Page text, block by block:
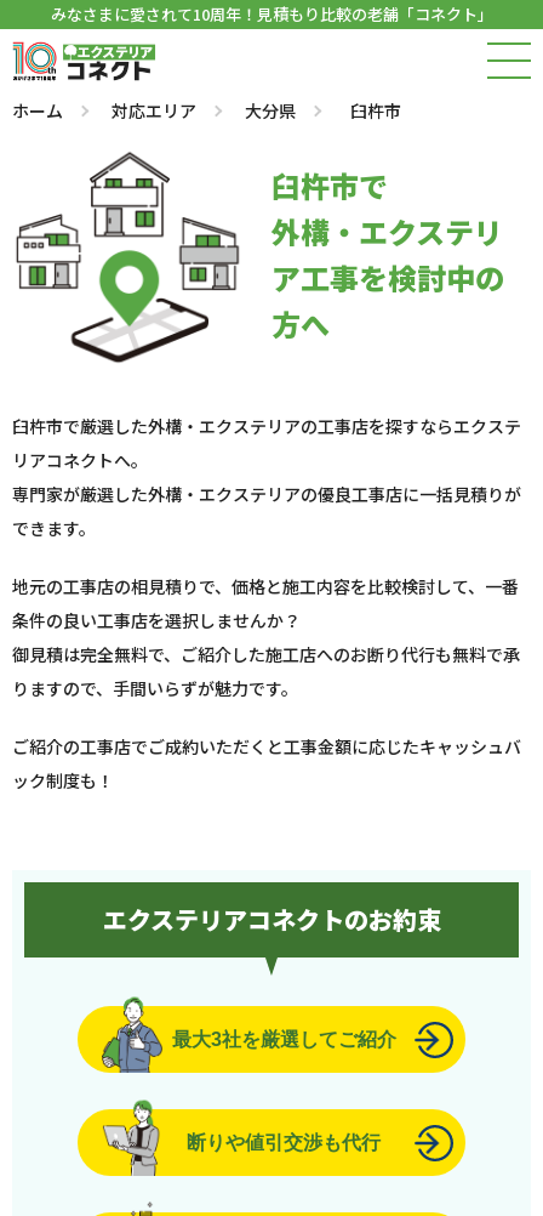
みなさまに愛されて10周年！見積もり比較の老舗「コネクト」
ホーム 対応エリア 大分県 臼杵市
臼杵市で
外構・エクステリ
ア工事を検討中の
方へ
臼杵市で厳選した外構・エクステリアの工事店を探すならエクステ
リアコネクトへ。
専門家が厳選した外構・エクステリアの優良工事店に一括見積りが
できます。
地元の工事店の相見積りで、価格と施工内容を比較検討して、一番
条件の良い工事店を選択しませんか？
御見積は完全無料で、ご紹介した施工店へのお断り代行も無料で承
りますので、手間いらずが魅力です。
ご紹介の工事店でご成約いただくと工事金額に応じたキャッシュバ
ック制度も！
エクステリアコネクトのお約束
最大3社を厳選してご紹介
断りや値引交渉も代行